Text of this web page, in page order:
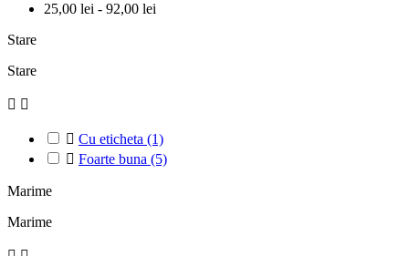
25,00 lei - 92,00 lei
Stare
Stare
 
 Cu eticheta (1)
 Foarte buna (5)
Marime
Marime